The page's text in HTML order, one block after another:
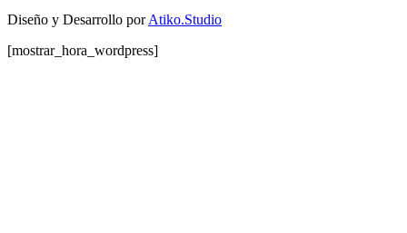
Diseño y Desarrollo porAtiko.Studio
[mostrar_hora_wordpress]